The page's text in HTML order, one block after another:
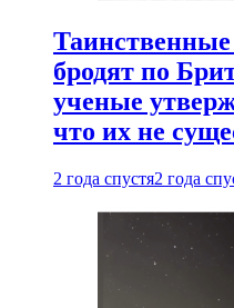
бродят по
ученые
что их не
2 года спустя2 года